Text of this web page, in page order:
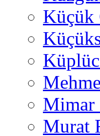
Küçük
Mimar
Murat